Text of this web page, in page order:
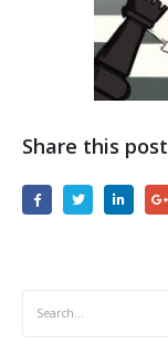
Share this post